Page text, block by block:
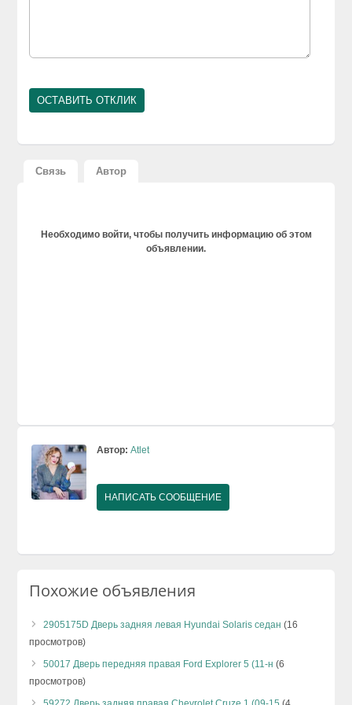
Связь Автор
Необходимо войти, чтобы получить информацию об этом
объявлении.
Автор: Atlet
НАПИСАТЬ СООБЩЕНИЕ
Похожие объявления
2905175D Дверь задняя левая Hyundai Solaris седан (16
просмотров)
50017 Дверь передняя правая Ford Explorer 5 (11-н (6
просмотров)